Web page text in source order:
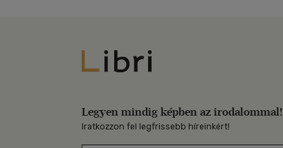
Libri
Legyen mindig képben az irodalommal!
Iratkozzon fel legfrissebb híreinkért!